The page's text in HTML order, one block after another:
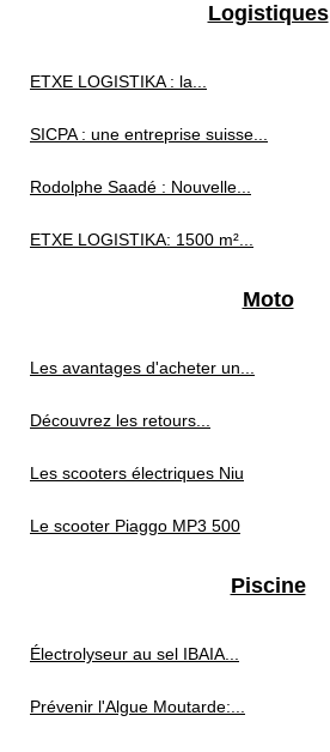
Logistiques
ETXE LOGISTIKA : la...
SICPA : une entreprise suisse...
Rodolphe Saadé : Nouvelle...
ETXE LOGISTIKA: 1500 m²...
Moto
Les avantages d'acheter un...
Découvrez les retours...
Les scooters électriques Niu
Le scooter Piaggo MP3 500
Piscine
Électrolyseur au sel IBAIA...
Prévenir l'Algue Moutarde:...